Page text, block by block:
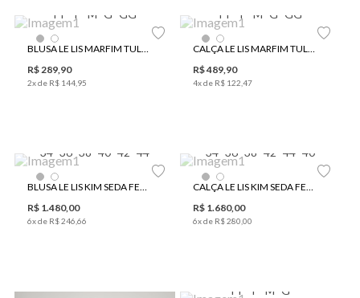
PP P M G GG
BLUSA LE LIS MARFIM TULE FEMININA
R$289,90
2x de R$ 144 95
PP P M G GG
CALÇA LE LIS MARFIM TULE FEMININA
R$489,90
4x de R$ 122 47
34 36 38 40 42 44
BLUSA LE LIS KIM SEDA FEMININA
R$ 1.480,00
6x de R$246 66
34 36 38 42 44 40
CALÇA LE LIS KIM SEDA FEMININA
R$ 1.680,00
6x de R$280 00
PP P M G